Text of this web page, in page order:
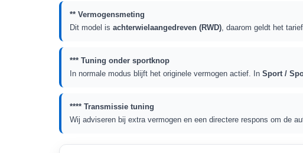
** Vermogensmeting
Dit model is achterwielaangedreven (RWD) , daarom geldt het tarief
*** Tuning onder sportknop
In normale modus blijft het originele vermogen actief. In Sport /
**** Transmissie tuning
Wij adviseren bij extra vermogen en een directere respons om de